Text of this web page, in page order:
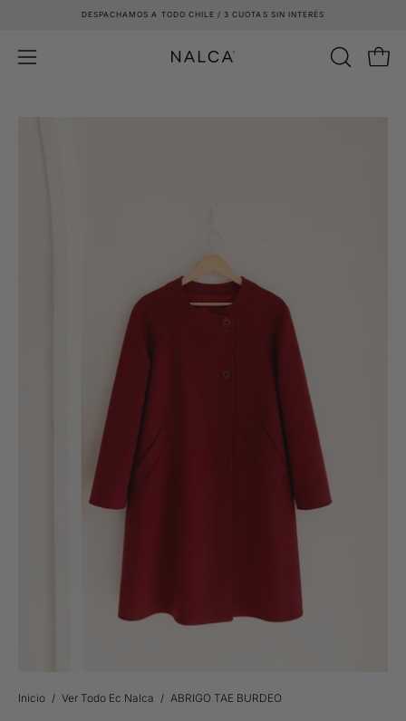
contenido
DESPACHAMOS A TODO CHILE / 3 CUOTAS SIN INTERÉS
Abrir
de
ABRIR
Inicio / Ver Todo Ec Nalca / ABRIGO TAE BURDEO